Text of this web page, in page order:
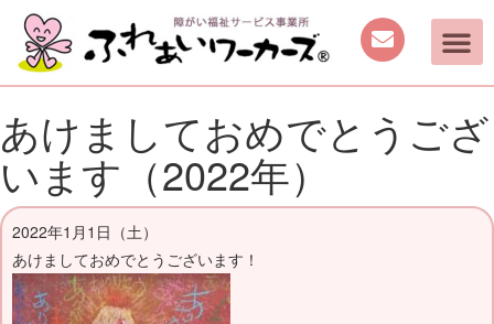
あけましておめでとうござ
います（2022年）
2022年1月1日（土）
あけましておめでとうございます！